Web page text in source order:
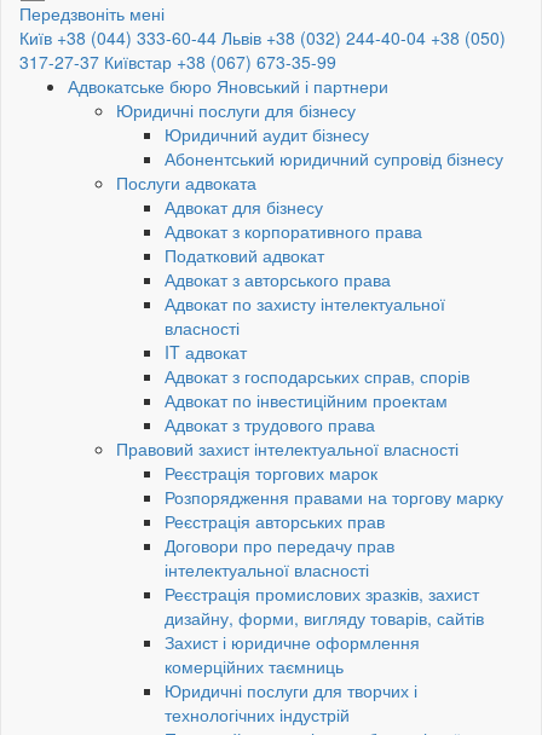
Передзвоніть мені
Київ +38 (044) 333-60-44 Львів +38 (032) 244-40-04 +38 (050)
317-27-37 Київстар +38 (067) 673-35-99
Адвокатське бюро Яновський і партнери
Юридичні послуги для бізнесу
Юридичний аудит бізнесу
Абонентський юридичний супровід бізнесу
Послуги адвоката
Адвокат для бізнесу
Адвокат з корпоративного права
Податковий адвокат
Адвокат з авторського права
Адвокат по захисту інтелектуальної
власності
IT адвокат
Адвокат з господарських справ, спорів
Адвокат по інвестиційним проектам
Адвокат з трудового права
Правовий захист інтелектуальної власності
Реєстрація торгових марок
Розпорядження правами на торгову марку
Реєстрація авторських прав
Договори про передачу прав
інтелектуальної власності
Реєстрація промислових зразків, захист
дизайну, форми, вигляду товарів, сайтів
Захист і юридичне оформлення
комерційних таємниць
Юридичні послуги для творчих і
технологічних індустрій